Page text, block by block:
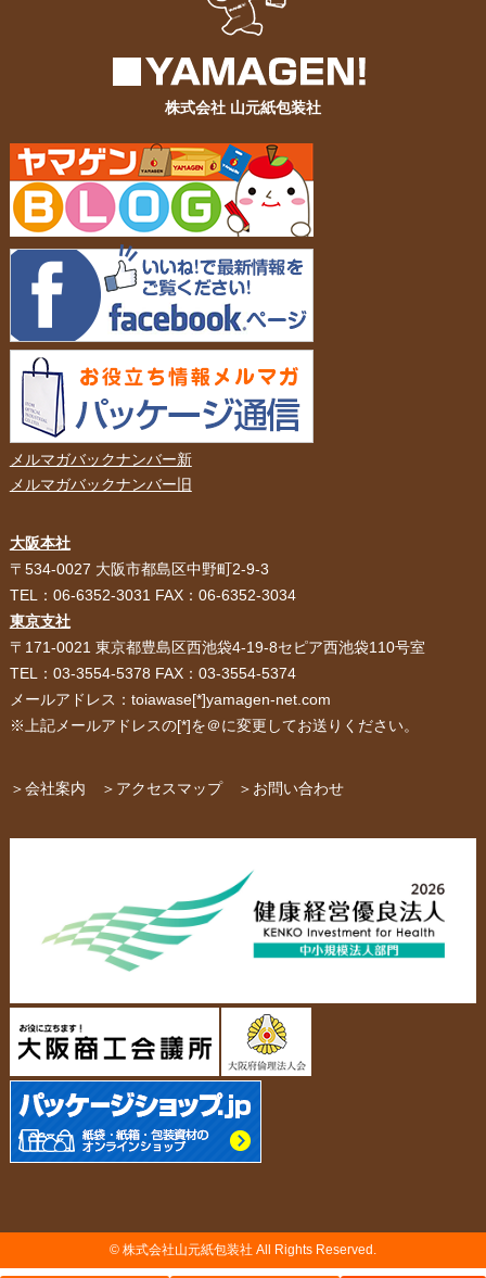
サービス紹介 お客様の声
スタッフ紹介 採用情報
当社の協力工場の設備紹介
個人情報の取扱について
納品までの流れ 製造前の確認事項
紙袋・手提げ袋
パッケージ
ペーパーレザーバッグ 米袋
カタログ/パンフレット
スタンド
アクセサリー・
ジュエリーボックス
名刺箱
株式会社 山元紙包装社
メルマガバックナンバー新
メルマガバックナンバー旧
大阪本社
〒534-0027 大阪市都島区中野町2-9-3
TEL：06-6352-3031 FAX：06-6352-3034
東京支社
〒171-0021 東京都豊島区西池袋4-19-8セピア西池袋110号室
TEL：03-3554-5378 FAX：03-3554-5374
メールアドレス：toiawase[*]yamagen-net.com
※上記メールアドレスの[*]を＠に変更してお送りください。
＞会社案内 ＞アクセスマップ ＞お問い合わせ
© 株式会社山元紙包装社 All Rights Reserved.